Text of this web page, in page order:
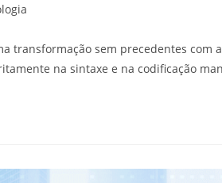
transformação sem precedentes com
na sintaxe e na codificação